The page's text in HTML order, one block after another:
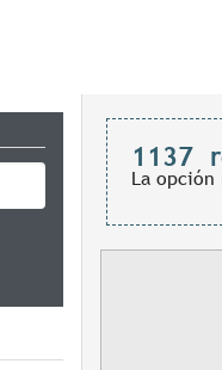
1137
La opción